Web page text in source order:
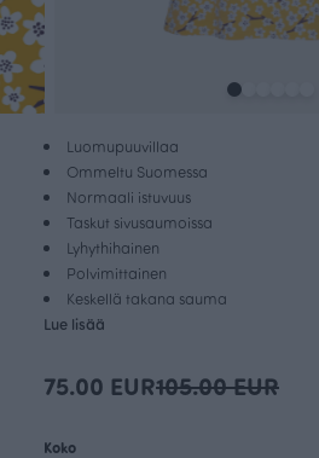
Luomupuuvillaa
Ommeltu Suomessa
Normaali istuvuus
Taskut sivusaumoissa
Lyhythihainen
Polvimittainen
Keskellä takana sauma
Lue lisää
75.00 EUR105.00 EUR
Koko